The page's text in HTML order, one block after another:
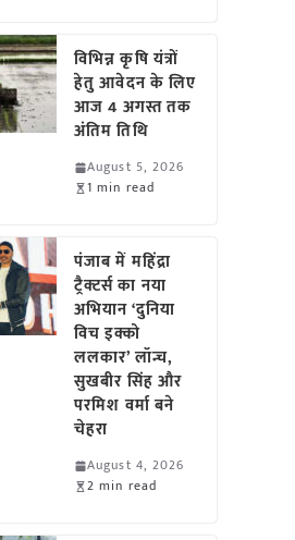
विभिन्न कृषि यंत्रों
हेतु आवेदन के लिए
आज 4 अगस्त तक
अंतिम तिथि
August 5, 2026
1 min read
पंजाब में महिंद्रा
ट्रैक्टर्स का नया
अभियान ‘दुनिया
विच इक्को
ललकार’ लॉन्च,
सुखबीर सिंह और
परमिश वर्मा बने
चेहरा
August 4, 2026
2 min read